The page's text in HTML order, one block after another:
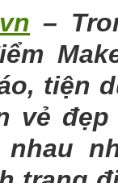
–
tiện
vẻ
nhau